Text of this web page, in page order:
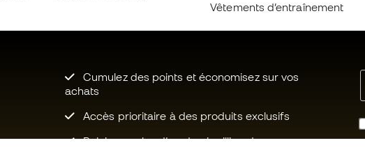
Vêtements d’entraînement
Cumulez des points et économisez sur vos
achats
Accès prioritaire à des produits exclusifs
Rejoignez plus d’un demi-million de